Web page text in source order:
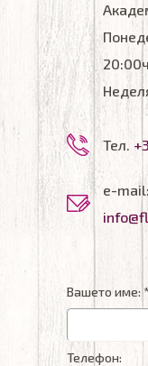
Тел.
e-mail:
Вашето име: *
Телефон: